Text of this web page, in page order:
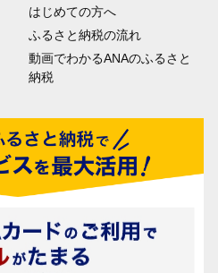
はじめての方へ
ふるさと納税の流れ
動画でわかるANAのふるさと
納税